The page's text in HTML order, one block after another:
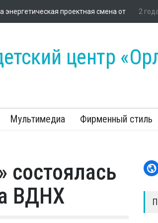
«Орлёнке» стартовали Президентские
года назад
центр
Мультимедиа Фирменный стиль
состоялась
ВДНХ